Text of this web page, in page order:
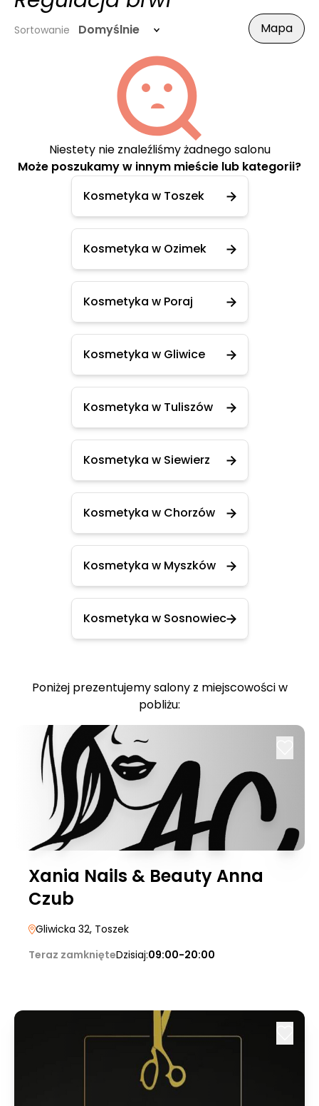
Sortowanie Domyślnie Mapa
Niestety nie znaleźliśmy żadnego salonu
Może poszukamy w innym mieście lub kategorii?
Kosmetyka w Toszek
Kosmetyka w Ozimek
Kosmetyka w Poraj
Kosmetyka w Gliwice
Kosmetyka w Tuliszów
Kosmetyka w Siewierz
Kosmetyka w Chorzów
Kosmetyka w Myszków
Kosmetyka w Sosnowiec
Poniżej prezentujemy salony z miejscowości w
pobliżu:
Xania Nails & Beauty Anna
Czub
Gliwicka 32, Toszek
Teraz zamknięteDzisiaj:09:00-20:00